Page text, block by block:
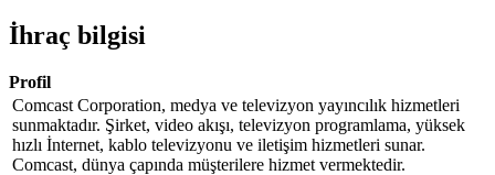
İhraç bilgisi
Profil
Comcast Corporation, medya ve televizyon yayıncılık hizmetleri
sunmaktadır. Şirket, video akışı, televizyon programlama, yüksek
hızlı İnternet, kablo televizyonu ve iletişim hizmetleri sunar.
Comcast, dünya çapında müşterilere hizmet vermektedir.